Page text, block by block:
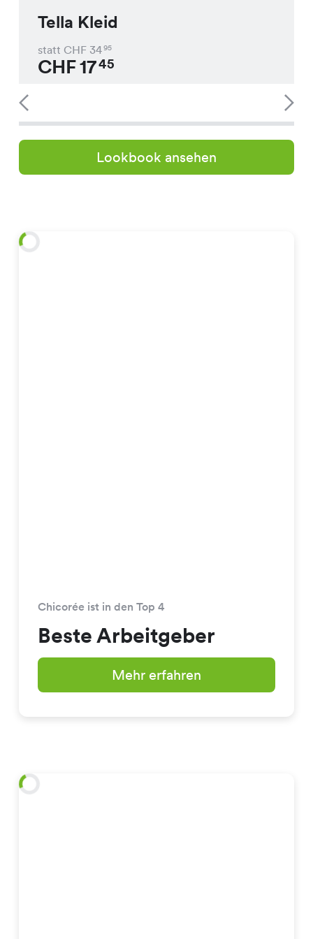
Tella Kleid
statt CHF 3495
CHF1745
Lookbook ansehen
Chicorée ist in den Top 4
Beste Arbeitgeber
Mehr erfahren